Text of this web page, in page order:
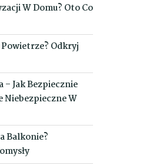
W Domu? Oto Co
Odkryj
Jak Bezpiecznie
Niebezpieczne W
Balkonie?